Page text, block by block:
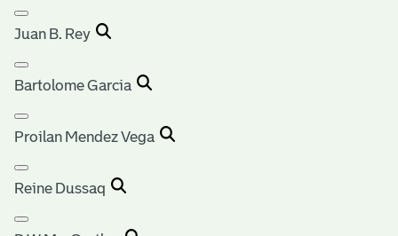
Juan B. Rey
Bartolome Garcia
Proilan Mendez Vega
Reine Dussaq